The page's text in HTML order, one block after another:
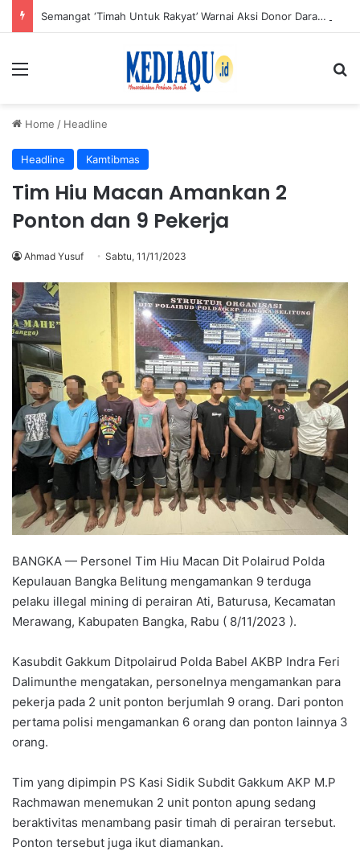
Semangat ‘Timah Untuk Rakyat’ Warnai Aksi Donor Darah HUT ke-50 PT Timah di Jakarta
Menu
Home / Headline
Headline Kamtibmas
Tim Hiu Macan Amankan 2
Ponton dan 9 Pekerja
Ahmad Yusuf Sabtu, 11/11/2023
BANGKA — Personel Tim Hiu Macan Dit Polairud Polda
Kepulauan Bangka Belitung mengamankan 9 terduga
pelaku illegal mining di perairan Ati, Baturusa, Kecamatan
Merawang, Kabupaten Bangka, Rabu ( 8/11/2023 ).
Kasubdit Gakkum Ditpolairud Polda Babel AKBP Indra Feri
Dalimunthe mengatakan, personelnya mengamankan para
pekerja pada 2 unit ponton berjumlah 9 orang. Dari ponton
pertama polisi mengamankan 6 orang dan ponton lainnya 3
orang.
Tim yang dipimpin PS Kasi Sidik Subdit Gakkum AKP M.P
Rachmawan menemukan 2 unit ponton apung sedang
beraktivitas menambang pasir timah di perairan tersebut.
Ponton tersebut juga ikut diamankan.